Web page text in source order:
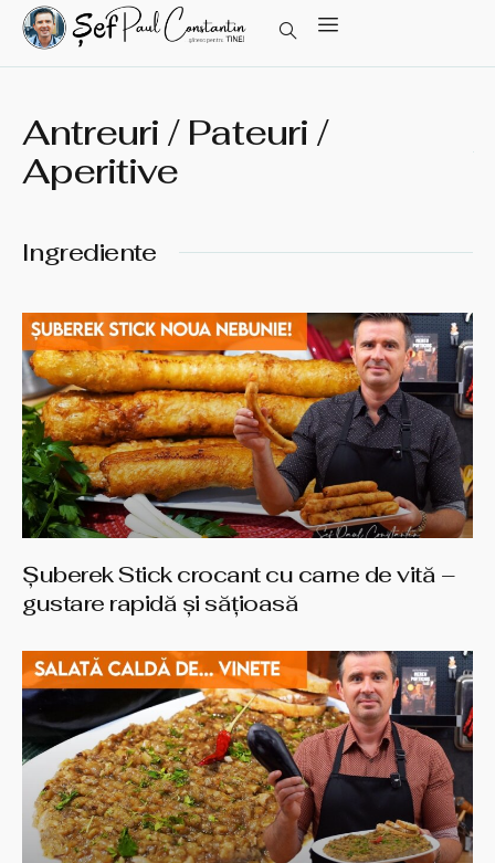
Antreuri / Pateuri /
Aperitive
Ingrediente
Șuberek Stick crocant cu carne de vită –
gustare rapidă și sățioasă